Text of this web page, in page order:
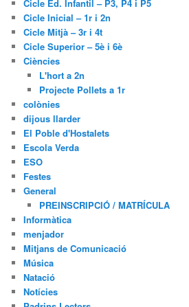
Cicle Ed. Infantil – P3, P4 i P5
Cicle Inicial – 1r i 2n
Cicle Mitjà – 3r i 4t
Cicle Superior – 5è i 6è
Ciències
L'hort a 2n
Projecte Pollets a 1r
colònies
dijous llarder
El Poble d'Hostalets
Escola Verda
ESO
Festes
General
PREINSCRIPCIÓ / MATRÍCULA
Informàtica
menjador
Mitjans de Comunicació
Música
Natació
Notícies